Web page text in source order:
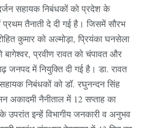
सहायक निबंधकों को प्रदेश के
प्रथम तैनाती दे दी गई है। जिसमें सौरभ
कुमार को अल्मोड़ा, प्रियंका घनसेला
प्रवीण रावत को चंपावत और
जनपद में नियुक्ति दी गई है। डा. रावत
निबंधकों को डॉ. रघुनन्दन सिंह
अकादमी नैनीताल में 12 सप्ताह का
उपरांत इन्हें विभागीय जनकारी व अनुभव